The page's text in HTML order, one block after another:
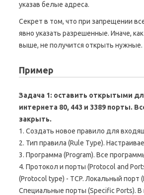
указав белые адреса.
Секрет в том, что при запрещении
явно указать разрешенные. Иначе,
выше, не получится открыть нужные.
Пример
Задача 1: оставить открытыми
интернета 80, 443 и 3389 порты.
закрыть.
1. Создать новое правило для
2. Тип правила (Rule Type).
3. Программа (Program). Все
4. Протокол и порты (Protocol and
(Protocol type) - TCP. Локальный порт
Специальные порты (Specific Ports). В